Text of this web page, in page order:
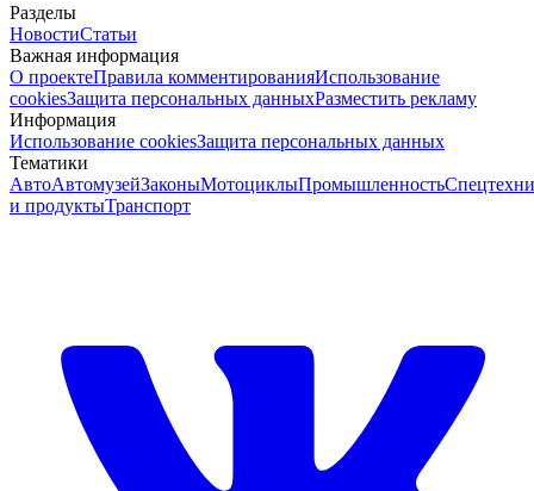
Разделы
НовостиСтатьи
Важная информация
О проектеПравила комментированияИспользование
cookiesЗащита персональных данныхРазместить рекламу
Информация
Использование cookiesЗащита персональных данных
Тематики
АвтоАвтомузейЗаконыМотоциклыПромышленность
и продуктыТранспорт